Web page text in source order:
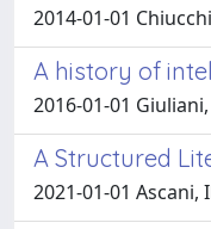
2014-01-01
A history of
2016-01-01
A Structured
2021-01-01 Ascani,